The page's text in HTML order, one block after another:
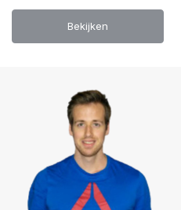
Bekijken